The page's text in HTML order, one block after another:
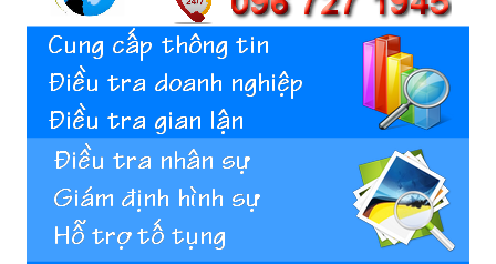
Phong,